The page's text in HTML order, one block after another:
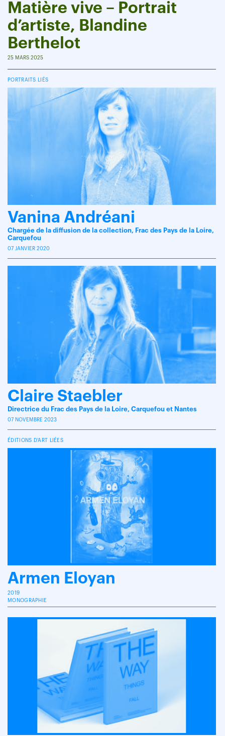
Matière vive – Portrait
d’artiste, Blandine
Berthelot
25 MARS 2025
PORTRAITS LIÉS
Vanina Andréani
Chargée de la diffusion de la collection, Frac des Pays de la Loire,
Carquefou
07 JANVIER 2020
Claire Staebler
Directrice du Frac des Pays de la Loire, Carquefou et Nantes
07 NOVEMBRE 2023
ÉDITIONS D'ART LIÉES
Armen Eloyan
2019
MONOGRAPHIE